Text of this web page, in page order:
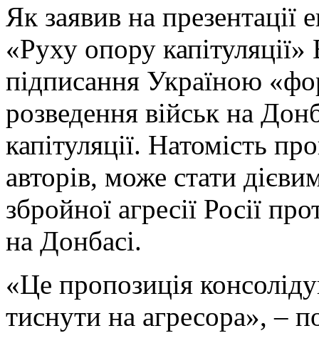
Як заявив на презентації
«Руху опору
підписання Україною
розведення військ на
капітуляції. Натомість
авторів, може стати
збройної агресії Росії
на Донбасі.
«Це пропозиція
тиснути на агресора», –